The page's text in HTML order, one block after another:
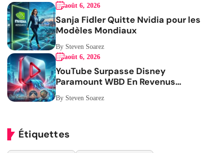
août 6, 2026
Sanja Fidler Quitte Nvidia pour les
Modèles Mondiaux
By Steven Soarez
août 6, 2026
YouTube Surpasse Disney
Paramount WBD En Revenus
Publicitaires
By Steven Soarez
Étiquettes